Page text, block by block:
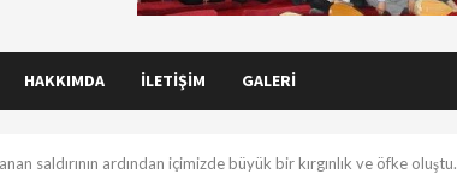
HAKKIMDA İLETIŞIM GALERI
saldırının ardından içimizde büyük bir kırgınlık ve öfke oluştu.